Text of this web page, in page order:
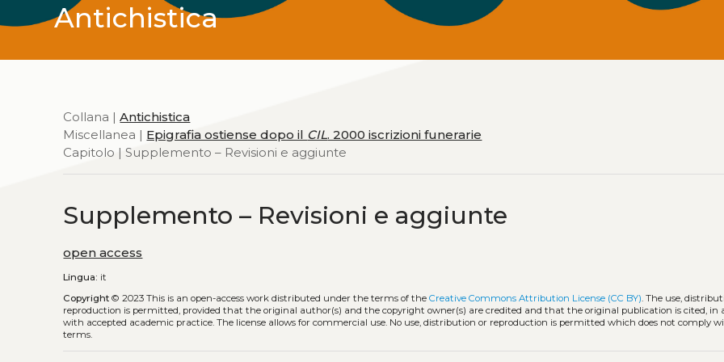
Antichistica
Collana |Antichistica
Miscellanea | Epigrafia ostiense dopo il CIL. 2000 iscrizioni funerarie
Capitolo | Supplemento – Revisioni e aggiunte
Supplemento – Revisioni e aggiunte
open access
Lingua: it
Copyright © 2023This is an open-access work distributed under the terms of theCreative Commons Attribution License (CC BY). The use,
reproduction is permitted, provided that the original author(s) and the copyright owner(s) are credited and that the original publication is cited, in
with accepted academic practice. The license allows for commercial use. No use, distribution or reproduction is permitted which does not comply
terms.